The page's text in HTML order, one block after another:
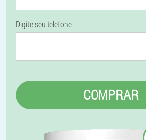
Digite seu telefone
COMPRAR